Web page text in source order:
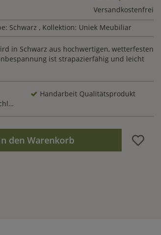
Versandkostenfrei
Schwarz , Kollektion: Uniek Meubiliar
in Schwarz aus hochwertigen, wetterfesten
ist strapazierfähig und leicht
Handarbeit Qualitätsprodukt
den Warenkorb